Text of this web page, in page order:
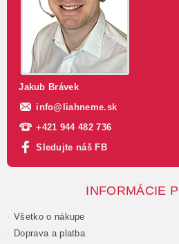
Jakub Brávek
info@ liahneme.sk
+421 944 482 736
Sledujte náš FB
INFORMÁCIE
Všetko o nákupe
Doprava a platba